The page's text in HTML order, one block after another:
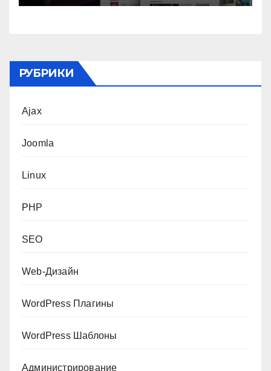
РУБРИКИ
Ajax
Joomla
Linux
PHP
SEO
Web-Дизайн
WordPress Плагины
WordPress Шаблоны
Администрирование